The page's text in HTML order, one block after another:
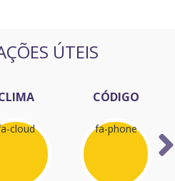
ÚTEIS
cloud
CÓDIGO
fa-phone